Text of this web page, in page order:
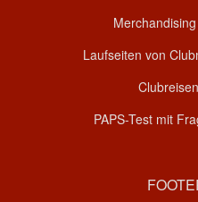
Laufseiten von
PAPS-Test mit